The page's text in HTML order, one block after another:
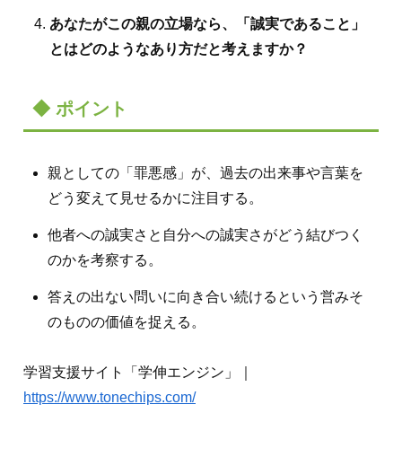
あなたがこの親の立場なら、「誠実であること」
とはどのようなあり方だと考えますか？
◆ ポイント
親としての「罪悪感」が、過去の出来事や言葉を
どう変えて見せるかに注目する。
他者への誠実さと自分への誠実さがどう結びつく
のかを考察する。
答えの出ない問いに向き合い続けるという営みそ
のものの価値を捉える。
学習支援サイト「学伸エンジン」｜
https://www.tonechips.com/